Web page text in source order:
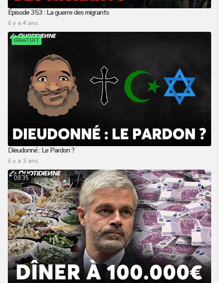
Épisode 353 : La guerre des migrants
il y a 4 ans
GRATUIT
Dieudonné : Le Pardon ?
il y a 3 ans
09:35